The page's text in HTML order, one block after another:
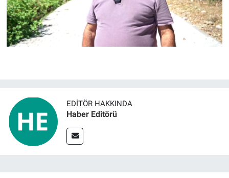
EDITÖR HAKKINDA
Haber Editörü